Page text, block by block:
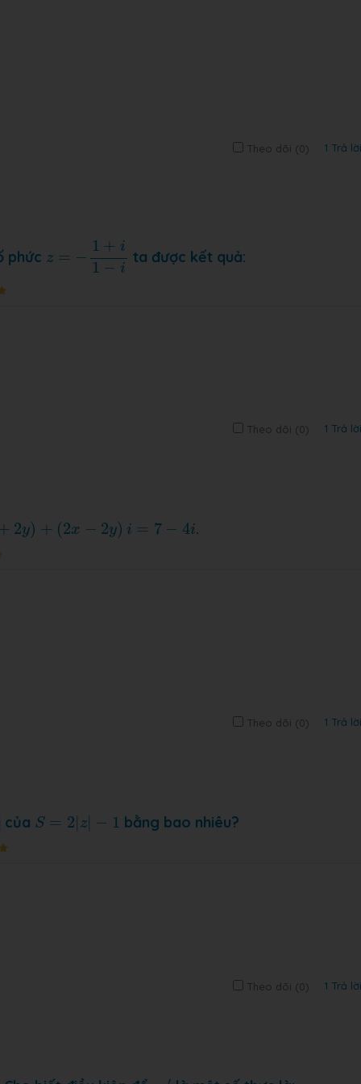
Theo dõi (0) 1 Trả lời
phức z = −
1 + i
1 − i
1−
ta được kết quả:
Theo dõi (0) 1 Trả lời
2y) + (2x − 2y) i = 7 − 4i
2 y) + 2 −2y =7 − 4 .
Theo dõi (0) 1 Trả lời
của S = 2 z| − 1
S= z| −1 bằng bao nhiêu?
Theo dõi (0) 1 Trả lời
z′